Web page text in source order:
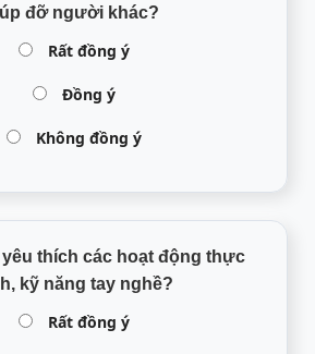
đỡ người khác?
Rất đồng ý
Đồng ý
Không đồng ý
yêu thích các hoạt động thực
kỹ năng tay nghề?
Rất đồng ý